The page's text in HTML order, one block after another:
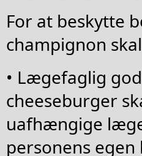
For at beskytte
champignon
• Lægefaglig
cheeseburger
uafhængige
personens